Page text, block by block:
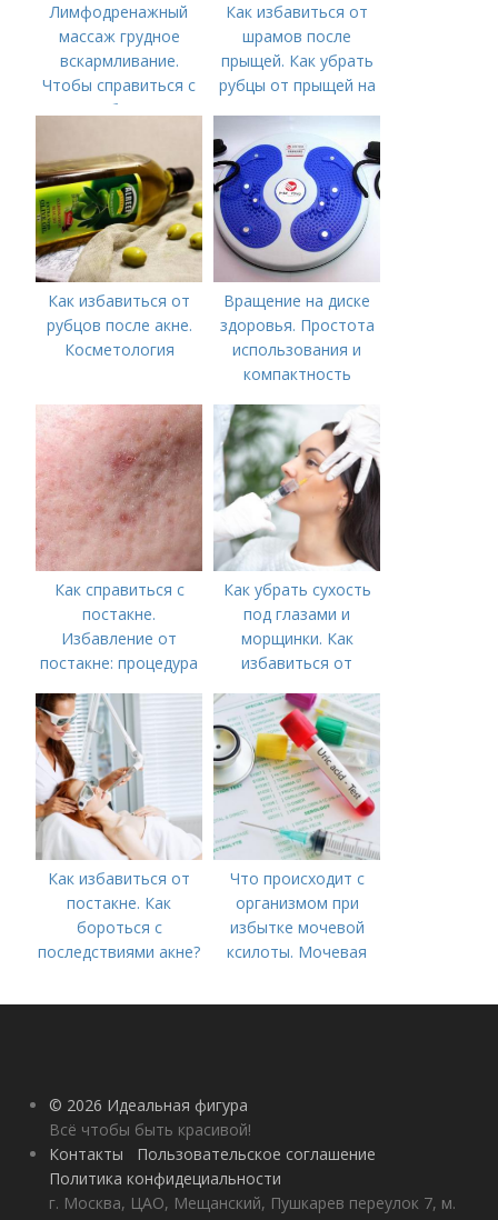
Лимфодренажный
массаж грудное
вскармливание.
Чтобы справиться с
нагрубанием,
предпринять
следующие действия:
Как избавиться от
шрамов после
прыщей. Как убрать
рубцы от прыщей на
Как избавиться от
рубцов после акне.
Косметология
Вращение на диске
здоровья. Простота
использования и
компактность
Как справиться с
постакне.
Избавление от
постакне: процедура
Как убрать сухость
под глазами и
морщинки. Как
избавиться от
косметологические
процедуры
Как избавиться от
постакне. Как
бороться с
последствиями акне?
Что происходит с
организмом при
избытке мочевой
ксилоты. Мочевая
норма и отклонения
© 2026 Идеальная фигура
Всё чтобы быть красивой!
Контакты
Пользовательское соглашение
Политика конфидециальности
г. Москва, ЦАО, Мещанский, Пушкарев переулок 7, м.